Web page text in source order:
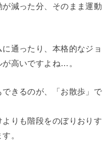
減った分、そのまま運動
通ったり、本格的なジョ
高いですよね…。
きるのが、「お散歩」で
りも階段をのぼりおりす
。